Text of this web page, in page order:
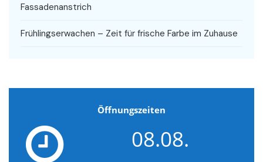
Fassadenanstrich
Frühlingserwachen – Zeit für frische Farbe im Zuhause
Öffnungszeiten
08.08.